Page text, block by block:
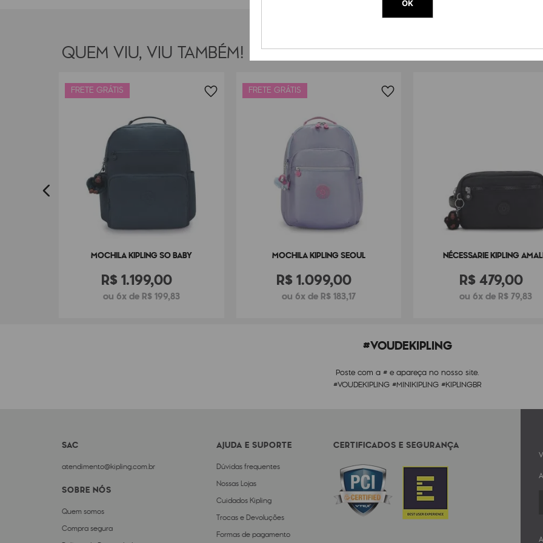
QUEM VIU, VIU TAMBÉM!
FRETE GRÁTIS
MOCHILA KIPLING SO BABY
R$ 1.199,00
ou 6x de R$ 199,83
FRETE GRÁTIS
MOCHILA KIPLING SEOUL
R$ 1.099,00
ou 6x de R$ 183,17
NÉCESSARIE KIPLING
R$ 479,00
ou 6x de R$ 79,83
#VOUDEKIPLING
Poste com a # e apareça no nosso site.
#VOUDEKIPLING #MINIKIPLING #KIPLINGBR
SAC
atendimento@kipling.com.br
SOBRE NÓS
Quem somos
Compra segura
AJUDA E SUPORTE
Dúvidas frequentes
Nossas Lojas
Cuidados Kipling
Trocas e Devoluções
Formas de pagamento
CERTIFICADOS E SEGURANÇA
OK